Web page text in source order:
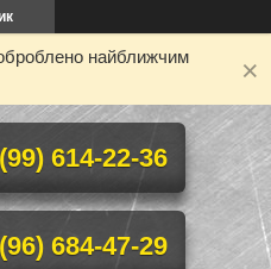
найближчим
614-22-36
684-47-29